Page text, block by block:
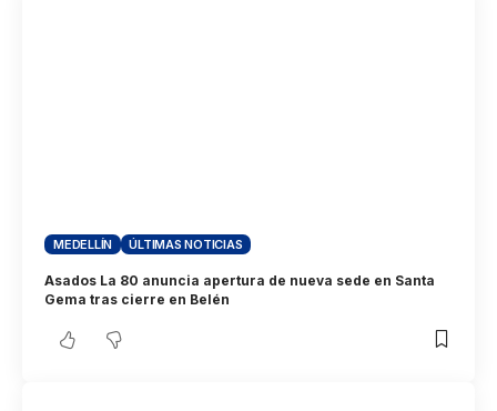
MEDELLÍN ÚLTIMAS NOTICIAS
Asados La 80 anuncia apertura de nueva sede en Santa
Gema tras cierre en Belén